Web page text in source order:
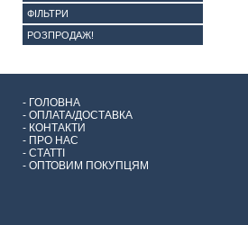
ФІЛЬТРИ
РОЗПРОДАЖ!
- ГОЛОВНА
- ОПЛАТА/ДОСТАВКА
- КОНТАКТИ
- ПРО НАС
- СТАТТІ
- ОПТОВИМ ПОКУПЦЯМ